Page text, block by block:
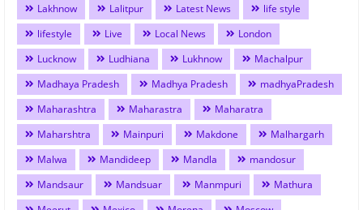
Lakhnow
Lalitpur Latest News
life style
lifestyle
Live Local News
London
Lucknow
Ludhiana Lukhnow
Machalpur
Madhaya Pradesh
Madhya Pradesh
madhyaPradesh
Maharashtra
Maharastra
Maharatra
Maharshtra
Mainpuri Makdone
Malhargarh
Malwa
Mandideep Mandla
mandosur
Mandsaur
Mandsuar Manmpuri
Mathura